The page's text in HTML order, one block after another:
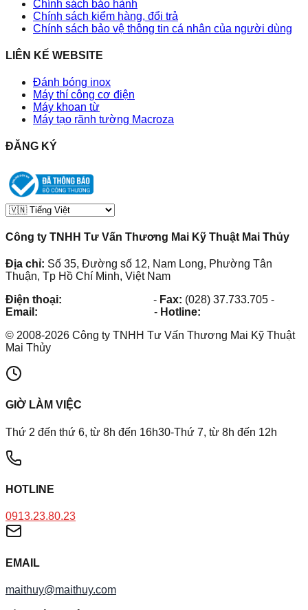
Chính sách bảo hành
Chính sách kiểm hàng, đổi trả
Chính sách bảo vệ thông tin cá nhân của người dùng
LIÊN KẾ WEBSITE
Đánh bóng inox
Máy thí công cơ điện
Máy khoan từ
Máy tạo rãnh tường Macroza
ĐĂNG KÝ
Công ty TNHH Tư Vấn Thương Mai Kỹ Thuật Mai Thủy
Địa chỉ: Số 35, Đường số 12, Nam Long, Phường Tân
Thuận, Tp Hồ Chí Minh, Việt Nam
Điện thoại:
- Fax: (028) 37.733.705 -
Email:
- Hotline:
© 2008-2026 Công ty TNHH Tư Vấn Thương Mai Kỹ Thuật
Mai Thủy
GIỜ LÀM VIỆC
Thứ 2 đến thứ 6, từ 8h đến 16h30-Thứ 7, từ 8h đến 12h
HOTLINE
0913.23.80.23
EMAIL
maithuy@maithuy.com